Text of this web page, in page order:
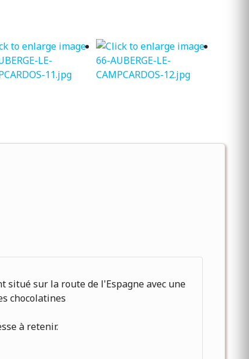
sur la route de l'Espagne avec une
chocolatines
à retenir.